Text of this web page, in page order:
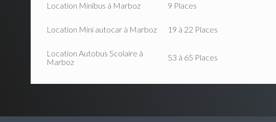
Location Minibus à Marboz 9 Places
Location Mini autocar à Marboz 19 à 22 Places
Location Autobus Scolaire à
Marboz
53 à 65 Places